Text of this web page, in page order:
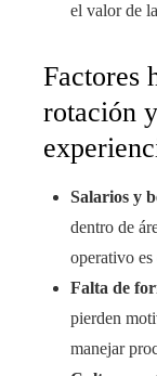
el valor de
Factores
rotación
Salarios y
dentro de
operativo es
Falta de
pierden
manejar